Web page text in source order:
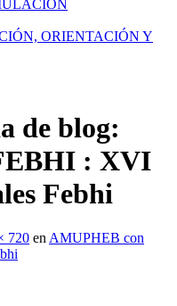
ORIENTACIÓN Y
de blog:
: XVI
Febhi
720 en AMUPHEB con